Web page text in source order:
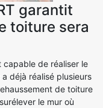
garantit
toiture sera
capable de réaliser le
déjà réalisé plusieurs
de toiture
le mur où